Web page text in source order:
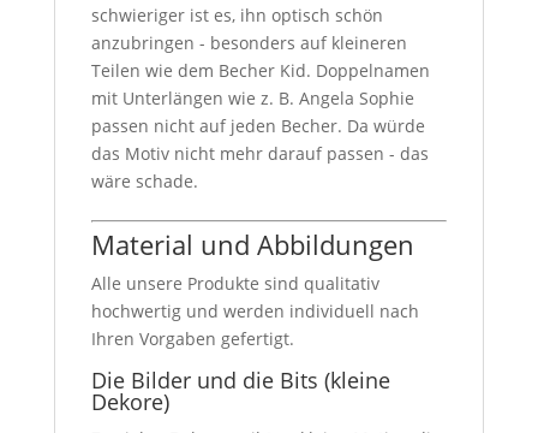
schwieriger ist es, ihn optisch schön
anzubringen - besonders auf kleineren
Teilen wie dem Becher Kid. Doppelnamen
mit Unterlängen wie z. B. Angela Sophie
passen nicht auf jeden Becher. Da würde
das Motiv nicht mehr darauf passen - das
wäre schade.
Material und Abbildungen
Alle unsere Produkte sind qualitativ
hochwertig und werden individuell nach
Ihren Vorgaben gefertigt.
Die Bilder und die Bits (kleine
Dekore)